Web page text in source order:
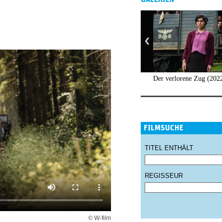
© W-film
Der verlorene Zug
FILMSUCHE
TITEL ENTHÄLT
REGISSEUR